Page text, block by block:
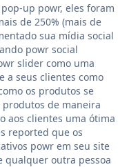
up powr, eles foram
de 250% (mais de
sua mídia social
powr social
slider como uma
a seus clientes como
os produtos se
produtos de maneira
aos clientes uma ótima
reported que os
powr em seu site
qualquer outra pessoa